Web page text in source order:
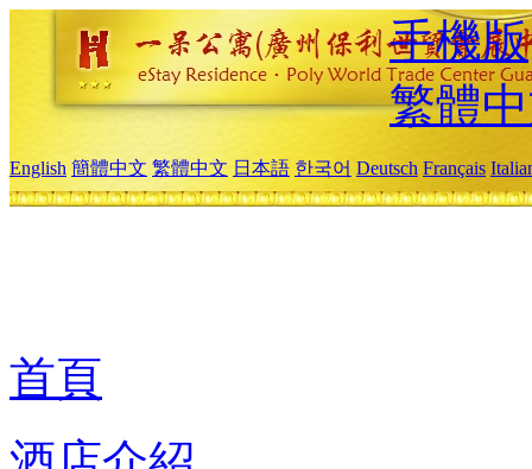
手機版
繁體
English 簡體中文 繁體中文 日本語 한국어 Deutsch Français
首頁